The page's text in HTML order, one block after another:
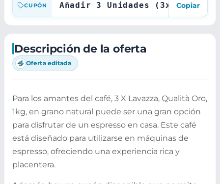
CUPÓN Añadir 3 Unidades (3x2) y CR
Copiar
Descripción de la oferta
Oferta editada
Para los amantes del café, 3 X Lavazza, Qualità Oro,
1kg, en grano natural puede ser una gran opción
para disfrutar de un espresso en casa. Este café
está diseñado para utilizarse en máquinas de
espresso, ofreciendo una experiencia rica y
placentera.